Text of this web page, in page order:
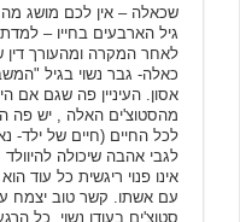
שכאלה – אין לכם מושג
גיל הארבעים בחייו –
לאחר המקרה ומהעורך דין
כאלה- גבר נשוי בגיל
אסון. העיניין פה שגם אם
מהסטוצ'ים האלה , יש פה
לכל החיים (חיים של ילד-
לגבי אהבה שיכולה
אינו פנוי ריגשית כל עוד
עם אשתו. קשר טוב יצמח
סטוצ'ים בעודו נשוי, כל